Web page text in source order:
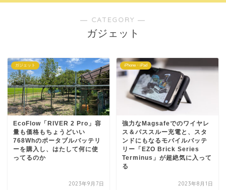
― CATEGORY ―
ガジェット
ガジェット
EcoFlow「RIVER 2 Pro」容
量も価格もちょうどいい
768Whのポータブルバッテリ
ーを購入し、はたして何に使
ってるのか
2023年9月7日
iPhone・iPad
強力なMagsafeでのワイヤレ
ス＆パススルー充電と、スタ
ンドにもなるモバイルバッテ
リー「EZO Brick Series
Terminus」が超絶気に入って
る
2023年8月1日